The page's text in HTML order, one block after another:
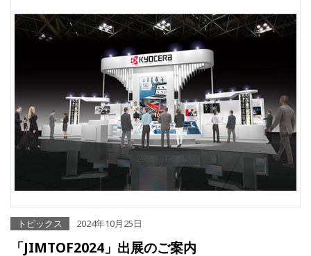
トピックス 2024年10月25日
「JIMTOF2024」出展のご案内